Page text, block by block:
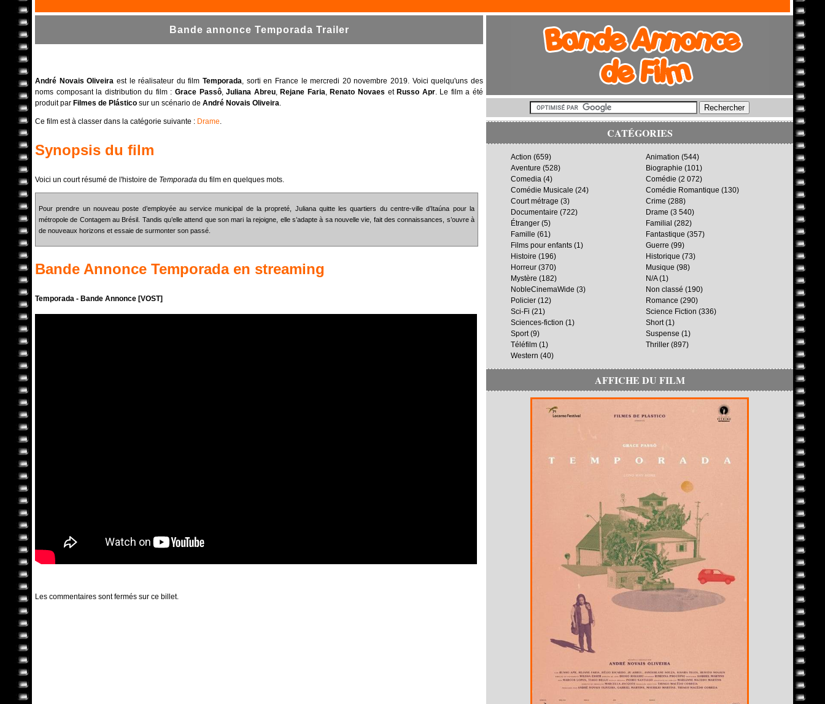
Bande annonce Temporada Trailer
André Novais Oliveira est le réalisateur du filmTemporada, sorti en France le mercredi 20 novembre 2019. Voici quelqu'uns des
noms composant la distribution du film : Grace Passô,Juliana Abreu, Rejane Faria, Renato Novaes et Russo Apr. Le film a été
produit par Filmes de Plástico sur un scénario de André Novais Oliveira.
Ce film est à classer dans la catégorie suivante : Drame.
Synopsis du film
Voici un court résumé de l'histoire de Temporada du film en quelques mots.
Pour prendre un nouveau poste d’employée au service municipal de la propreté, Juliana quitte les quartiers du centre-ville d’Itaúna pour la
métropole de Contagem au Brésil. Tandis qu’elle attend que son mari la rejoigne, elle s’adapte à sa nouvelle vie, fait des connaissances, s’ouvre à
de nouveaux horizons et essaie de surmonter son passé.
Bande Annonce Temporadaen streaming
Temporada - Bande Annonce [VOST]
Les commentaires sont fermés sur ce billet.
CATÉGORIES
Action (659) Animation (544)
Aventure (528) Biographie (101)
Comedia (4) Comédie (2 072)
Comédie Musicale (24) Comédie Romantique (130)
Court métrage (3) Crime (288)
Documentaire (722) Drame (3 540)
Étranger (5) Familial (282)
Famille (61) Fantastique (357)
Films pour enfants (1) Guerre (99)
Histoire (196) Historique (73)
Horreur (370) Musique (98)
Mystère (182) N/A(1)
NobleCinemaWide (3) Non classé (190)
Policier (12) Romance (290)
Sci-Fi (21) Science Fiction (336)
Sciences-fiction (1) Short(1)
Sport(9) Suspense (1)
Téléfilm (1) Thriller (897)
Western (40)
AFFICHE DU FILM